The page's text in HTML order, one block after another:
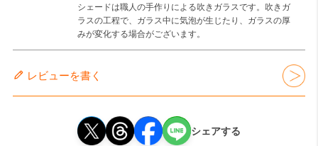
シェードは職人の手作りによる吹きガラスです。吹きガ
ラスの工程で、ガラス中に気泡が生じたり、ガラスの厚
みが変化する場合がございます。
レビューを書く
シェアする